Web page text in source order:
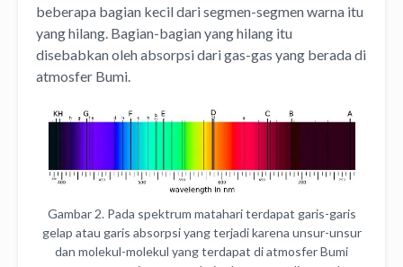
beberapa bagian kecil dari segmen-segmen warna itu
yang hilang. Bagian-bagian yang hilang itu
disebabkan oleh absorpsi dari gas-gas yang berada di
atmosfer Bumi.
Gambar 2. Pada spektrum matahari terdapat garis-garis
gelap atau garis absorpsi yang terjadi karena unsur-unsur
dan molekul-molekul yang terdapat di atmosfer Bumi